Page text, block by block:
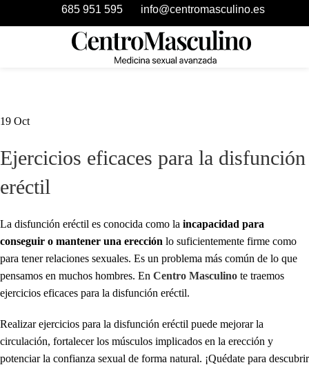
685 951 595 info@centromasculino.es
19 Oct
Ejercicios eficaces para la disfunción
eréctil
La disfunción eréctil es conocida como la incapacidad para
conseguir o mantener una erección lo suficientemente firme como
para tener relaciones sexuales. Es un problema más común de lo que
pensamos en muchos hombres. En Centro Masculino te traemos
ejercicios eficaces para la disfunción eréctil.
Realizar ejercicios para la disfunción eréctil puede mejorar la
circulación, fortalecer los músculos implicados en la erección y
potenciar la confianza sexual de forma natural. ¡Quédate para descubrir